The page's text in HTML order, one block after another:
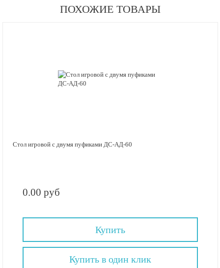
ПОХОЖИЕ ТОВАРЫ
Стол игровой с двумя пуфиками ДС-АД-60
0.00 руб
Купить
Купить в один клик